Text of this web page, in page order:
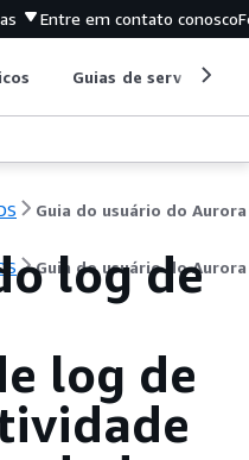
Entre em contato conosco
Guias de serviço
Guia do usuário do Aurora
Guia do usuário do Aurora
log de
log de